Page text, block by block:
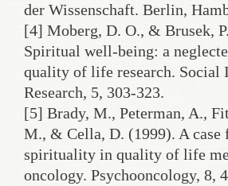
der Wissenschaft. Berlin,
[4] Moberg, D. O., & Brusek,
Spiritual well-being: a
quality of life research. Social
Research, 5, 303-323.
[5] Brady, M., Peterman, A.,
M., & Cella, D. (1999). A case
spirituality in quality of life
oncology. Psychooncology, 8,